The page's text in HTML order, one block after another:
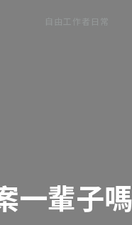
自由工作者日常
一輩子